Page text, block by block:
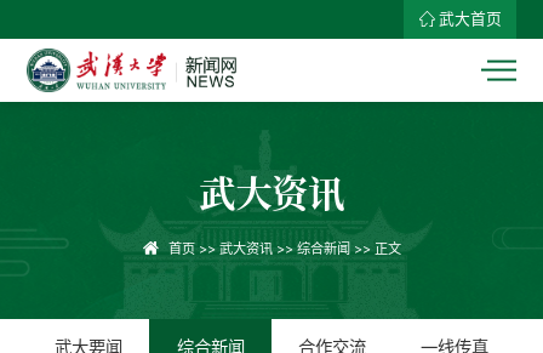
武大首页
武大资讯
首页>> 武大资讯>> 综合新闻 >> 正文
武大要闻 综合新闻 合作交流 一线传真